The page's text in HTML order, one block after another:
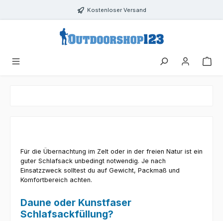
Zum Hauptinhalt springen Kostenloser Versand
Für die Übernachtung im Zelt oder in der freien Natur ist ein
guter Schlafsack unbedingt notwendig. Je nach
Einsatzzweck solltest du auf Gewicht, Packmaß und
Komfortbereich achten.
Daune oder Kunstfaser
Schlafsackfüllung?